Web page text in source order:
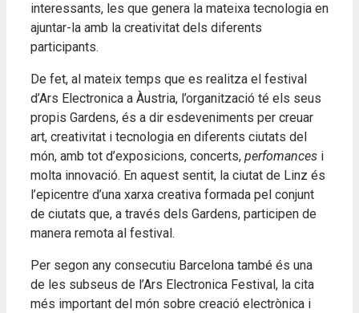
interessants, les que genera la mateixa tecnologia en
ajuntar-la amb la creativitat dels diferents
participants.
De fet, al mateix temps que es realitza el festival
d’Ars Electronica a Àustria, l’organització té els seus
propis Gardens, és a dir esdeveniments per creuar
art, creativitat i tecnologia en diferents ciutats del
món, amb tot d’exposicions, concerts, perfomances i
molta innovació. En aquest sentit, la ciutat de Linz és
l’epicentre d’una xarxa creativa formada pel conjunt
de ciutats que, a través dels Gardens, participen de
manera remota al festival.
Per segon any consecutiu Barcelona també és una
de les subseus de l’Ars Electronica Festival, la cita
més important del món sobre creació electrònica i